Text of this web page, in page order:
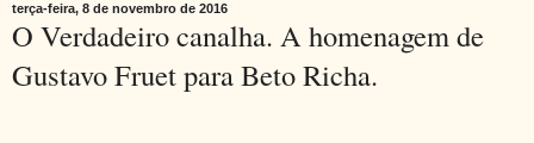
terça-feira, 8 de novembro de 2016
O Verdadeiro canalha. A homenagem de
Gustavo Fruet para Beto Richa.